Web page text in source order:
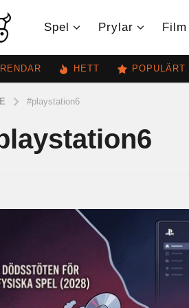
Spel Prylar
HETT POPULÄRT
#playstation6